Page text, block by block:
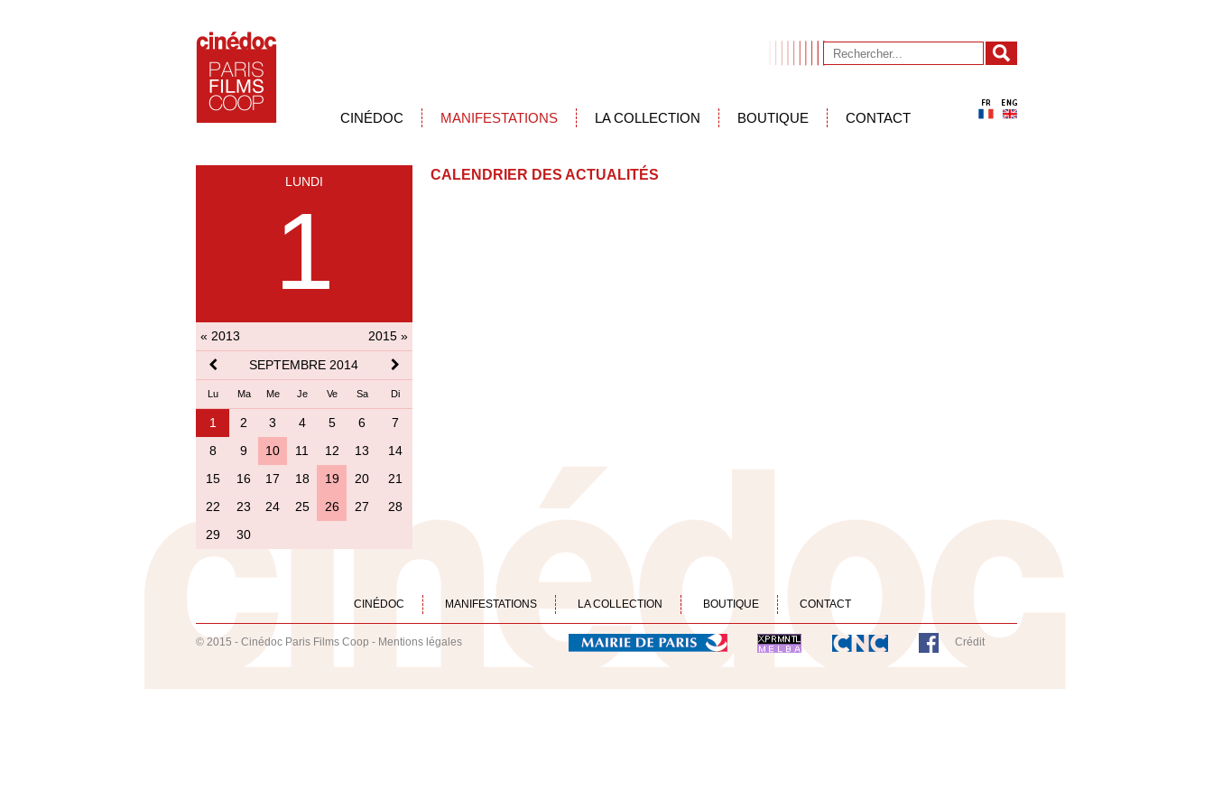
CINÉDOC MANIFESTATIONS LA COLLECTION BOUTIQUE CONTACT
LUNDI
1
« 2013
2015 »
SEPTEMBRE 2014
Lu Ma Me Je Ve Sa Di
1 2 3 4 5 6
7
8
9 10 11 12 13
14
15
16 17 18 19 20
21
22
23 24 25 26 27
28
29
30
CALENDRIER DES ACTUALITÉS
CINÉDOC MANIFESTATIONS LA COLLECTION BOUTIQUE CONTACT
© 2015 - Cinédoc Paris Films Coop - Mentions légales Crédit